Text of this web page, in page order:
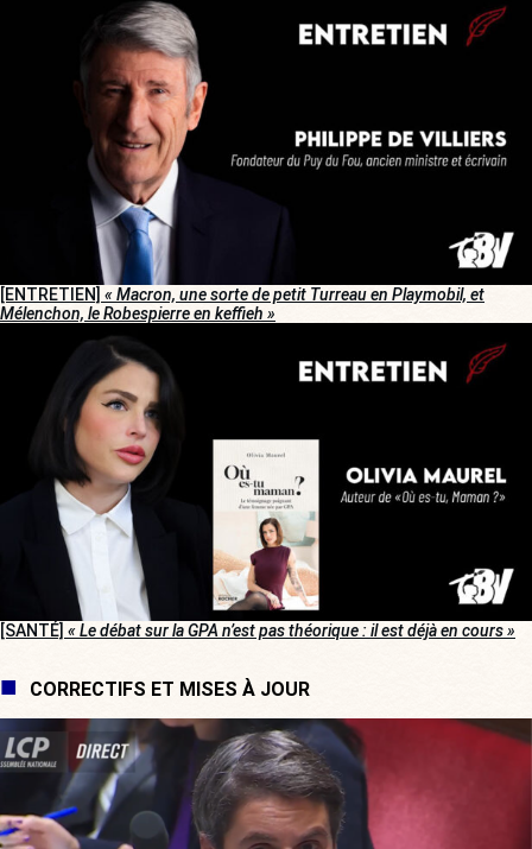
[ENTRETIEN] « Macron, une sorte de petit Turreau en Playmobil, et
Mélenchon, le Robespierre en keffieh »
[SANTÉ] « Le débat sur la GPA n’est pas théorique : il est déjà en cours »
CORRECTIFS ET MISES À JOUR